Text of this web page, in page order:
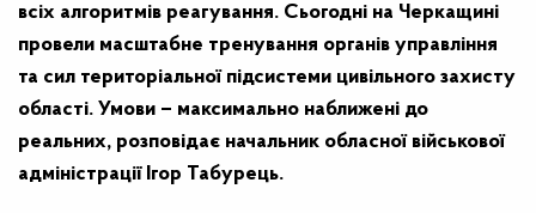
всіх алгоритмів реагування. Сьогодні на Черкащині
провели масштабне тренування органів управління
та сил територіальної підсистеми цивільного захисту
області. Умови – максимально наближені до
реальних, розповідає начальник обласної військової
адміністрації Ігор Табурець.